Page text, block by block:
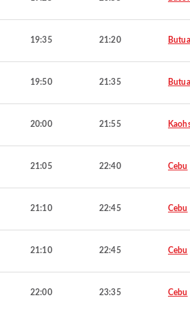
19:35 21:20
19:50 21:35
20:00 21:55
21:05 22:40 Cebu
21:10 22:45 Cebu
21:10 22:45 Cebu
22:00 23:35 Cebu